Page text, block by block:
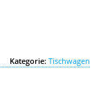
Kategorie: Tischwagen